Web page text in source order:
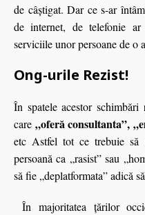
de câştigat. Dar ce s-ar
de internet, de telefonie
serviciile unor persoane de o
Ong-urile Rezist!
În spatele acestor
care „oferă consultanta”,
etc Astfel tot ce trebuie să
persoană ca „rasist” sau
să fie „deplatformata” adică
În majoritatea ţărilor